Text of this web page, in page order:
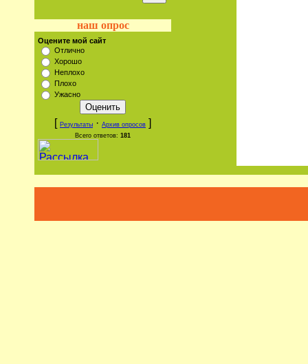
наш опрос
Оцените мой сайт
Отлично
Хорошо
Неплохо
Плохо
Ужасно
[ Результаты · Архив опросов ]
Всего ответов: 181